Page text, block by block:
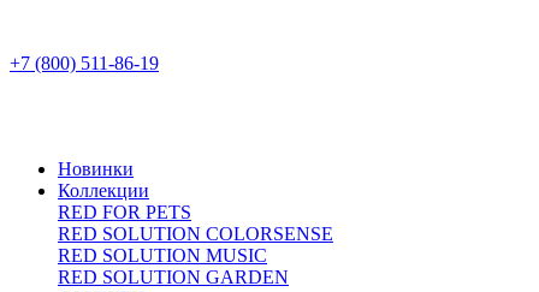
+7 (800) 511-86-19
Новинки
Коллекции
RED FOR PETS
RED SOLUTION COLORSENSE
RED SOLUTION MUSIC
RED SOLUTION GARDEN